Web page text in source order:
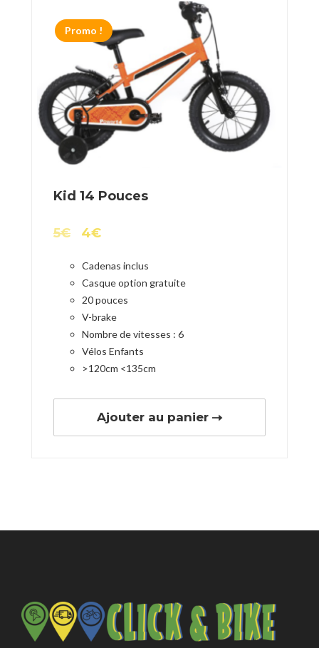
Promo !
Kid 14 Pouces
5€ 4€
Cadenas inclus
Casque option gratuite
20 pouces
V-brake
Nombre de vitesses : 6
Vélos Enfants
>120cm <135cm
Ajouter au panier